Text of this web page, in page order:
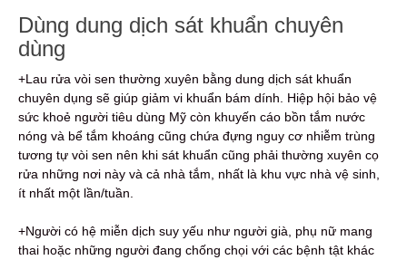
Dùng dung dịch sát khuẩn chuyên
dùng
+Lau rửa vòi sen thường xuyên bằng dung dịch sát khuẩn
chuyên dụng sẽ giúp giảm vi khuẩn bám dính. Hiệp hội bảo vệ
sức khoẻ người tiêu dùng Mỹ còn khuyến cáo bồn tắm nước
nóng và bể tắm khoáng cũng chứa đựng nguy cơ nhiễm trùng
tương tự vòi sen nên khi sát khuẩn cũng phải thường xuyên cọ
rửa những nơi này và cả nhà tắm, nhất là khu vực nhà vệ sinh,
ít nhất một lần/tuần.
+Người có hệ miễn dịch suy yếu như người già, phụ nữ mang
thai hoặc những người đang chống chọi với các bệnh tật khác